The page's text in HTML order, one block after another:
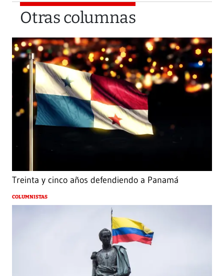
Otras columnas
Treinta y cinco años defendiendo a Panamá
COLUMNISTAS